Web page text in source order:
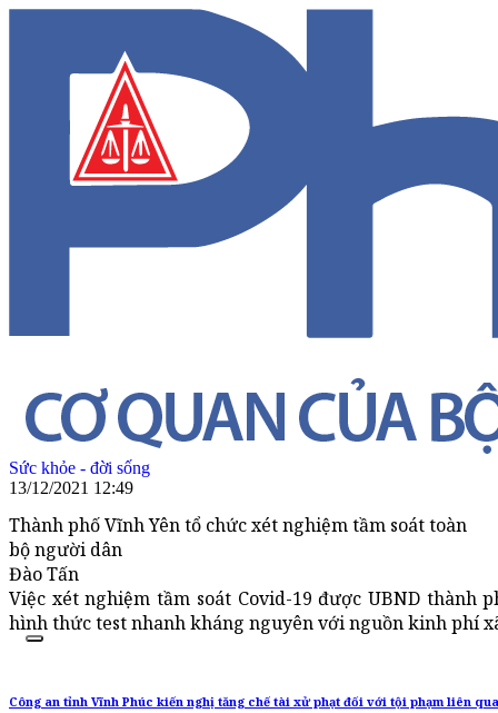
Sức khỏe - đời sống
13/12/2021 12:49
Thành phố Vĩnh Yên tổ chức xét nghiệm tầm soát toàn
bộ người dân
Đào Tấn
Việc xét nghiệm tầm soát Covid-19 được UBND thành
hình thức test nhanh kháng nguyên với nguồn kinh phí
Công an tỉnh Vĩnh Phúc kiến nghị tăng chế tài xử phạt đối với tội phạm liên